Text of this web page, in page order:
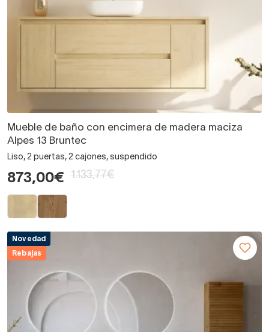
Mueble de baño con encimera de madera maciza
Alpes 13 Bruntec
Liso, 2 puertas, 2 cajones, suspendido
873,00€ 1.133,77€
Novedad
Rebajas